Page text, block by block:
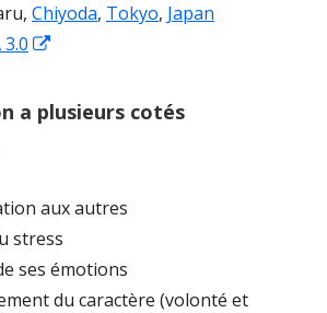
Chiyoda, Tokyo, Japan
3.0
v
a
n
a plusieurs cotés
aux autres
stress
ses émotions
du caractère (volonté et